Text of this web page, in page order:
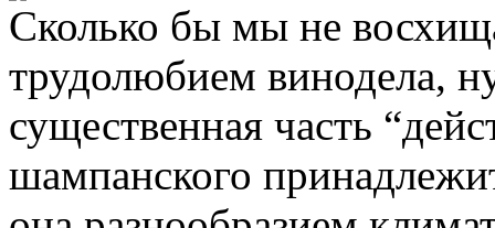
Сколько бы мы не
трудолюбием винодела,
существенная часть
шампанского